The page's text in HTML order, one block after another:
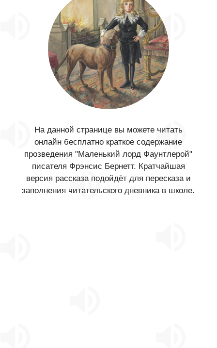
На данной странице вы можете читать
онлайн бесплатно краткое содержание
прозведения "Маленький лорд Фаунтлерой"
писателя Фрэнсис Бернетт. Кратчайшая
версия рассказа подойдёт для пересказа и
заполнения читательского дневника в школе.